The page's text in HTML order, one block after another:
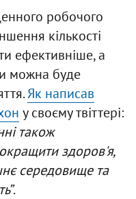
робочого
кількості
ефективніше, а
можна буде
Як написав
у своєму твіттері:
також
здоров'я,
середовище та
.